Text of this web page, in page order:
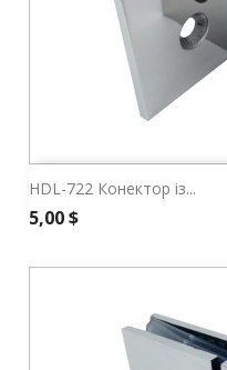
HDL-722 Конектор із...
Ціна
5,00 $